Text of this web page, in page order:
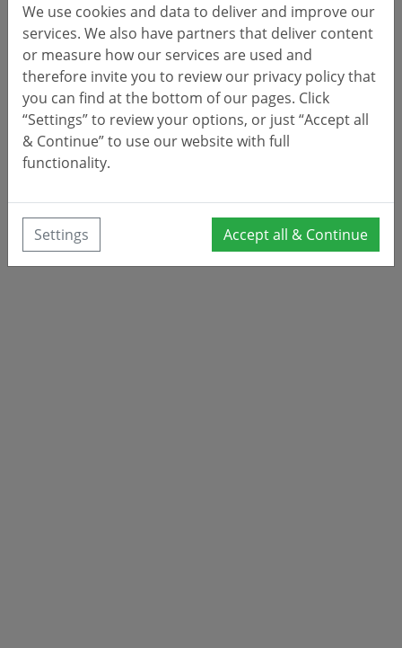
We use cookies and data to deliver and improve our
services. We also have partners that deliver content
or measure how our services are used and
therefore invite you to review our privacy policy that
you can find at the bottom of our pages. Click
“Settings” to review your options, or just “Accept all
& Continue” to use our website with full
functionality.
Settings Accept all & Continue